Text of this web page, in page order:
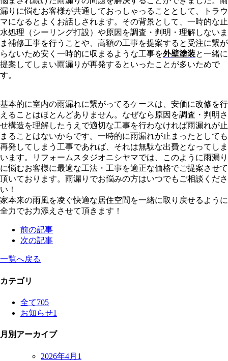
漏りに悩むお客様が共通しておっしゃっることとして、トラウ
マになるとよくお話しされます。 その背景として、一時的な止
水処理（シーリング打設）や原因を調査・判明・理解しないま
ま補修工事を行うことや、高額の工事を提案すると受注に繋が
らないため安く一時的に収まるような工事を外壁塗装と一緒に
提案してしまい雨漏りが再発するといったことが多いためで
す。
基本的に室内の雨漏れに繋がってるケースは、安価に改修を行
えることはほとんどありません。 なぜなら原因を調査・判明さ
せ構造を理解したうえで適切な工事を行わなければ雨漏れが止
まることはないからです。 一時的に雨漏れが止まったとしても
再発してしまう工事であれば、それは無駄な出費となってしま
います。
リフォームスタジオニシヤマでは、このように雨漏り
に悩むお客様に最適な工法・工事を適正な価格でご提案させて
頂いております。 雨漏りでお悩みの方はいつでもご相談くださ
い！
家本来の雨風を凌ぐ快適な居住空間を一緒に取り戻せるように
全力でお力添えさせて頂きます！
前の記事
次の記事
一覧へ戻る
カテゴリ
全て705
お知らせ1
月別アーカイブ
2026年4月 1